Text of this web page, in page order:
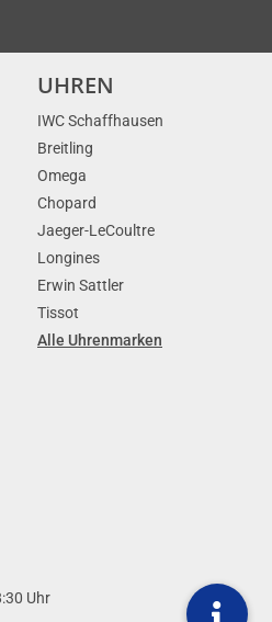
UHREN
IWC Schaffhausen
Breitling
Omega
Chopard
Jaeger-LeCoultre
Longines
Erwin Sattler
Tissot
Alle Uhrenmarken
Uhr